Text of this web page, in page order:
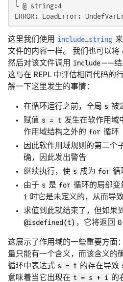
└ @ string:4
ERROR: LoadError:
这里我们使用 include_string
文件的内容一样。 我们也可以将
然后对该文件调用 include——结
这与在 REPL 中评估相同代码的
解一下这里发生的事情：
在循环运行之前，全局 s 被
赋值 s = t 发生在软作用
作用域结构之外的 for 循环
因此软作用域规则的第二个
确，因此发出警告
继续执行，使 s 成为 for 循
由于 s 是 for 循环的局部变
i
时它是未定义的，从而导
求值到此就结束了，但如果
@isdefined(t) ，它将返回 0
这展示了作用域的一些重要方面
量只能有一个含义，而该含义的
循环中表达式 s = t 的存在导致
意味着当它出现在 t = s + i
的